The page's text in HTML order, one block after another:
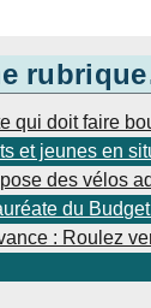
qui doit faire
et jeunes en
des vélos
du
: Roulez